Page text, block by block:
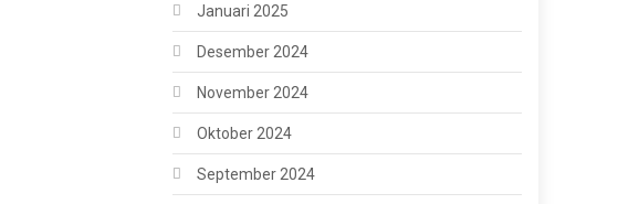
Januari 2025
Desember 2024
November 2024
Oktober 2024
September 2024